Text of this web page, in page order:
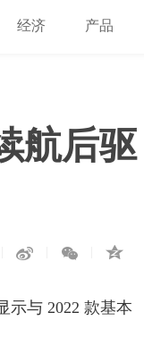
经济 产品
航后驱
示与 2022 款基本